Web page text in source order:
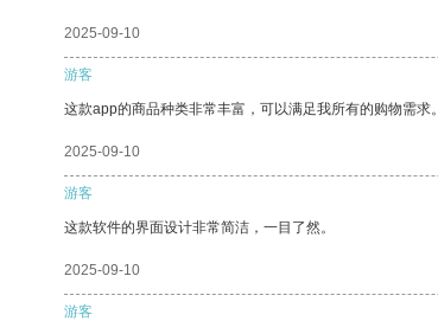
2025-09-10
游客
这款app的商品种类非常丰富，可以满足我所有的购物需求。
2025-09-10
游客
这款软件的界面设计非常简洁，一目了然。
2025-09-10
游客